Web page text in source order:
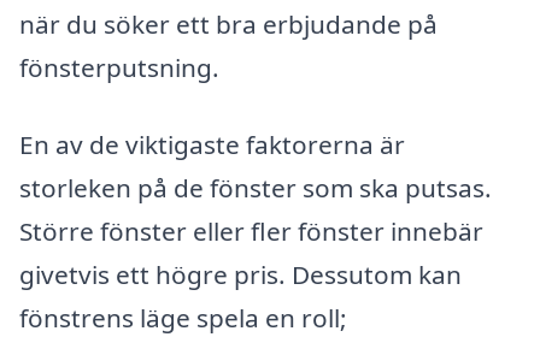
när du söker ett bra erbjudande på
fönsterputsning.
En av de viktigaste faktorerna är
storleken på de fönster som ska putsas.
Större fönster eller fler fönster innebär
givetvis ett högre pris. Dessutom kan
fönstrens läge spela en roll;